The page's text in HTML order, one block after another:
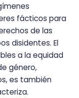
fácticos para
de las
disidentes. El
a la equidad
género,
es también